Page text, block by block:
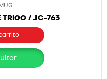
TRIGO / JC-763